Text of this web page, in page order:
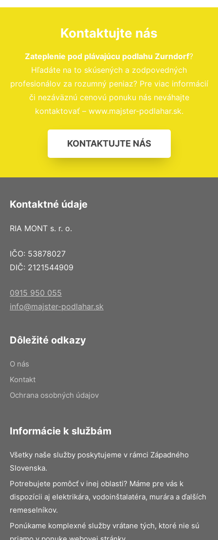
Kontaktujte nás
Zateplenie pod plávajúcu podlahu Zurndorf?
Hľadáte na to skúsených a zodpovedných
profesionálov za rozumný peniaz? Pre viac informácií
či nezáväznú cenovú ponuku nás neváhajte
kontaktovať – www.majster-podlahar.sk.
KONTAKTUJTE NÁS
Kontaktné údaje
RIA MONT s. r. o.
IČO: 53878027
DIČ: 2121544909
0915 950 055
info@majster-podlahar.sk
Dôležité odkazy
O nás
Kontakt
Ochrana osobných údajov
Informácie k službám
Všetky naše služby poskytujeme v rámci Západného
Slovenska.
Potrebujete pomôcť v inej oblasti? Máme pre vás k
dispozícii aj elektrikára, vodoinštalatéra, murára a ďalších
remeselníkov.
Ponúkame komplexné služby vrátane tých, ktoré nie sú